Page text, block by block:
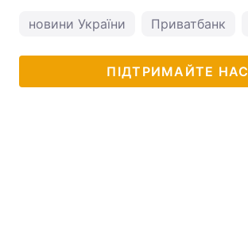
новини України Приватбанк
ПІДТРИМАЙТЕ НАС